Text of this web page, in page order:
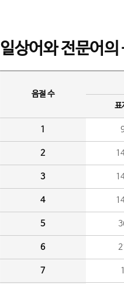
일상어와 전문어의
음절 수
표
1
2
3
4
5
6
7